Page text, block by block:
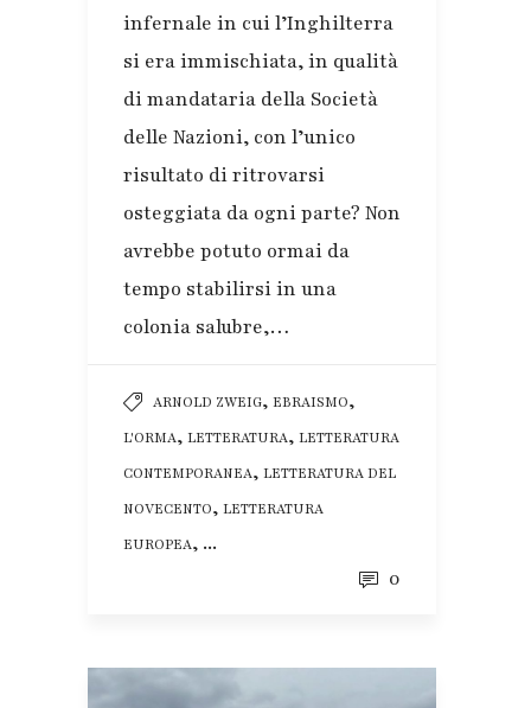
infernale in cui l’Inghilterra
si era immischiata, in qualità
di mandataria della Società
delle Nazioni, con l’unico
risultato di ritrovarsi
osteggiata da ogni parte? Non
avrebbe potuto ormai da
tempo stabilirsi in una
colonia salubre,…
ARNOLD ZWEIG, EBRAISMO,
L'ORMA, LETTERATURA, LETTERATURA
CONTEMPORANEA, LETTERATURA DEL
NOVECENTO, LETTERATURA
EUROPEA, ...
0